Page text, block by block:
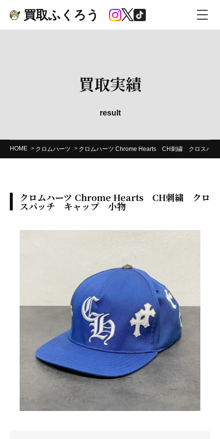
買取ふくろう
買取実績
result
HOME クロムハーツ クロムハーツ Chrome Hearts CH刺繍 クロスパ
クロムハーツ Chrome Hearts CH刺繍 クロ
スパッチ キャップ 小物